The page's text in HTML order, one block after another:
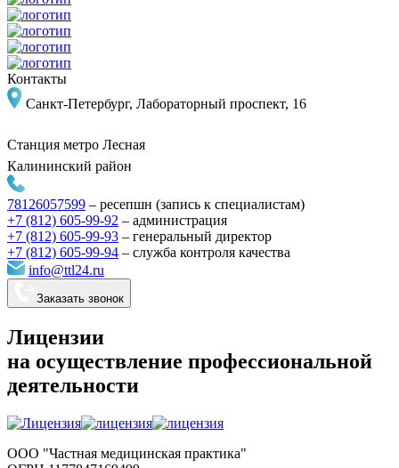
Контакты
Санкт-Петербург, Лабораторный проспект, 16
Станция метро Лесная
Калининский район
78126057599 – ресепшн (запись к специалистам)
+7 (812) 605-99-92 – администрация
+7 (812) 605-99-93 – генеральный директор
+7 (812) 605-99-94 – служба контроля качества
info@ttl24.ru
Заказать звонок
Лицензии
на осуществление профессиональной
деятельности
ООО "Частная медицинская практика"